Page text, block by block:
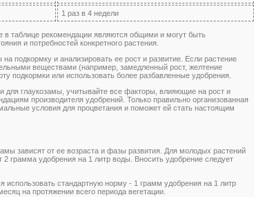
1 раз в 4 недели
в таблице рекомендации являются общими и могут быть
и потребностей конкретного растения.
подкормку и анализировать ее рост и развитие. Если растение
веществами (например, замедленный рост, желтение
подкормки или использовать более разбавленные удобрения.
для глаукозамы, учитывайте все факторы, влияющие на рост и
производителя удобрений. Только правильно организованная
условия для процветания и поможет ей стать настоящим
зависят от ее возраста и фазы развития. Для молодых растений
2 грамма удобрения на 1 литр воды. Вносить удобрение следует
использовать стандартную норму - 1 грамм удобрения на 1 литр
на протяжении всего периода вегетации.